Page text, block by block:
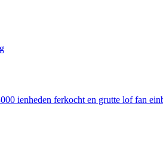
ienheden ferkocht en grutte lof fan